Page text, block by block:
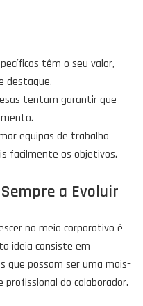
têm o seu valor,
destaque.
tentam garantir que
equipas de trabalho
facilmente os objetivos.
a Evoluir
no meio corporativo é
ideia consiste em
que possam ser uma mais-
do colaborador.